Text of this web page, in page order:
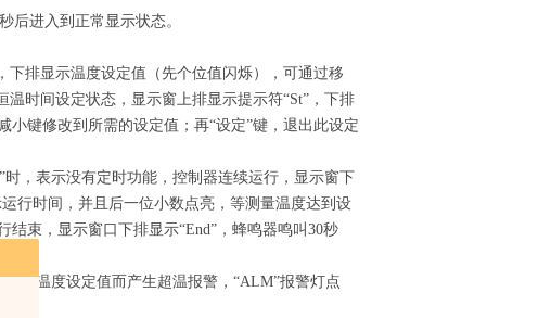
后进入到正常显示状态。
下排显示温度设定值（先个位值闪烁），可通过移
时间设定状态，显示窗上排显示提示符“St”，下排
键修改到所需的设定值；再“设定”键，退出此设定
，表示没有定时功能，控制器连续运行，显示窗下
行时间，并且后一位小数点亮，等测量温度达到设
束，显示窗口下排显示“End”，蜂鸣器鸣叫30秒
变温度设定值而产生超温报警，“ALM”报警灯点